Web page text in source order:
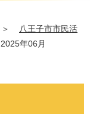
＞
八王子市市民活
2025年06月